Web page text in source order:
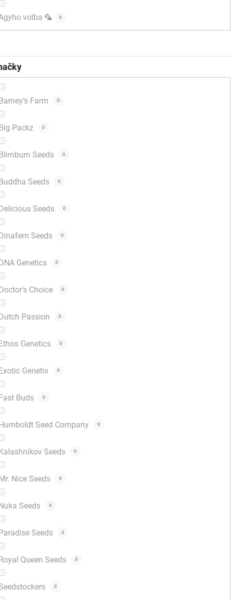
volba 🦜 0
Farm 0
Packz 0
Seeds 0
Seeds 0
Seeds 0
Seeds 0
Genetics 0
Choice 0
Passion 0
Genetics 0
Genetix 0
Buds 0
Seed Company 0
Seeds 0
Nice Seeds 0
Seeds 0
Seeds 0
Queen Seeds 0
0